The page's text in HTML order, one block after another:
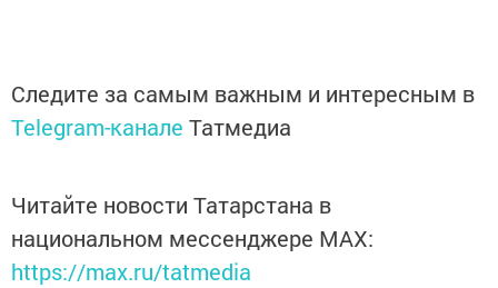
Следите за самым важным и интересным в
Telegram-канале Татмедиа
Читайте новости Татарстана в
национальном мессенджере MАХ:
https://max.ru/tatmedia